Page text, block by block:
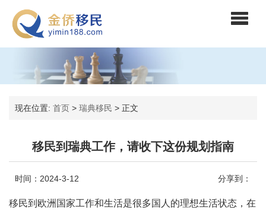
现在位置: 首页 > 瑞典移民 > 正文
移民到瑞典工作，请收下这份规划指南
时间：2024-3-12 分享到：
移民到欧洲国家工作和生活是很多国人的理想生活状态，在